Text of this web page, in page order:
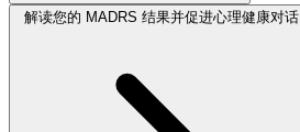
解读您的 MADRS 结果并促进心理健康对话